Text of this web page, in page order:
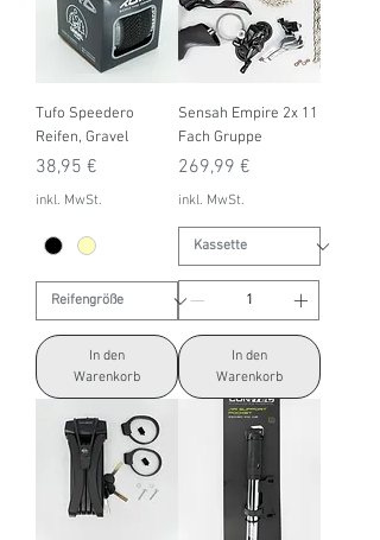
Tufo Speedero
Reifen, Gravel
Preis
38,95 €
inkl. MwSt.
In den
Warenkorb
Sensah Empire 2x 11
Fach Gruppe
Preis
269,99 €
inkl. MwSt.
In den
Warenkorb